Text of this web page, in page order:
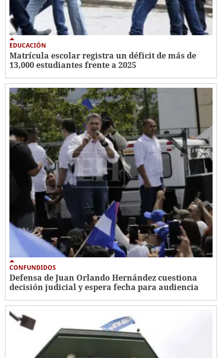
EDUCACIÓN
Matrícula escolar registra un déficit de más de
13,000 estudiantes frente a 2025
CONFUNDIDOS
Defensa de Juan Orlando Hernández cuestiona
decisión judicial y espera fecha para audiencia